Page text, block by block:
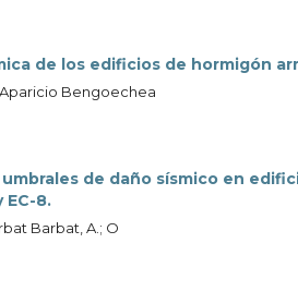
de los edificios de hormigón
Bengoechea
de daño sísmico en
EC-8.
Barbat, A.; O